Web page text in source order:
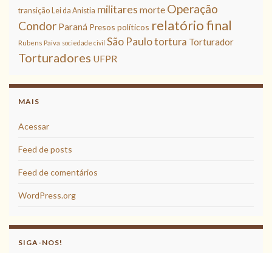
transição Lei da Anistia militares morte Operação
Condor Paraná Presos políticos relatório final
Rubens Paiva sociedade civil São Paulotortura Torturador
Torturadores UFPR
MAIS
Acessar
Feed de posts
Feed de comentários
WordPress.org
SIGA-NOS!